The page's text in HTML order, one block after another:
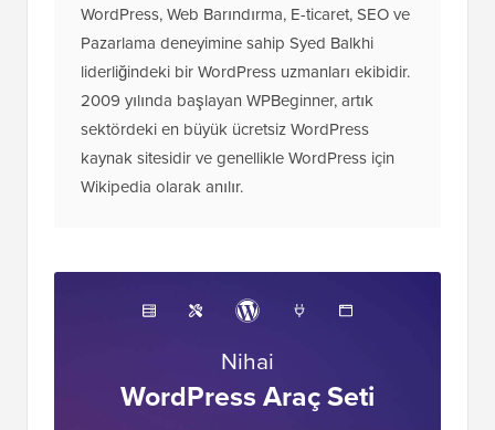
WordPress, Web Barındırma, E-ticaret, SEO ve
Pazarlama deneyimine sahip Syed Balkhi
liderliğindeki bir WordPress uzmanları ekibidir.
2009 yılında başlayan WPBeginner, artık
sektördeki en büyük ücretsiz WordPress
kaynak sitesidir ve genellikle WordPress için
Wikipedia olarak anılır.
Nihai
WordPress Araç Seti